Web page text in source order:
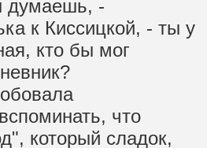
думаешь, -
к Киссицкой, - ты у
кто бы мог
что
который сладок,